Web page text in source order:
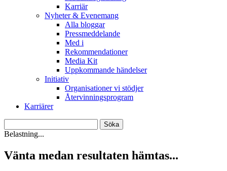
Karriär
Nyheter & Evenemang
Alla bloggar
Pressmeddelande
Med i
Rekommendationer
Media Kit
Uppkommande händelser
Initiativ
Organisationer vi stödjer
Återvinningsprogram
Karriärer
Belastning...
Vänta medan resultaten hämtas...